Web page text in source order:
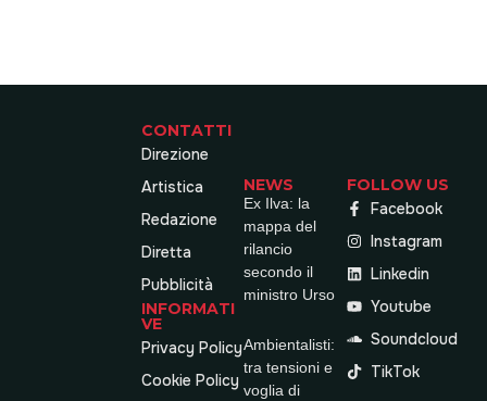
CONTATTI
Direzione
Artistica
Redazione
Diretta
Pubblicità
INFORMATI
VE
Privacy Policy
Cookie Policy
NEWS
Ex Ilva: la
mappa del
rilancio
secondo il
ministro Urso
Ambientalisti:
tra tensioni e
voglia di
FOLLOW US
Facebook
Instagram
Linkedin
Youtube
Soundcloud
TikTok